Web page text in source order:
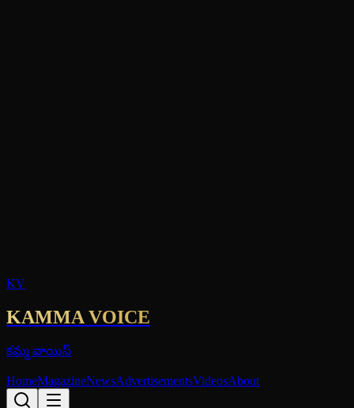
KV
KAMMA VOICE
కమ్మ వాయిస్
HomeMagazineNewsAdvertisementsVideosAbout